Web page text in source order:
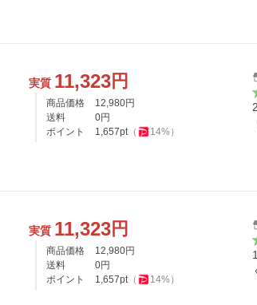
実質 11,323円
商品価格 12,980円
送料
0円
ポイント
1,657pt（ 14%）
実質 11,323円
商品価格 12,980円
送料
0円
ポイント
1,657pt（ 14%）